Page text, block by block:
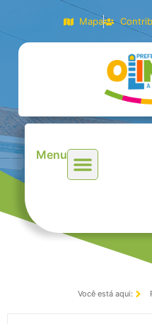
Mapa
Menu
Você está aqui: